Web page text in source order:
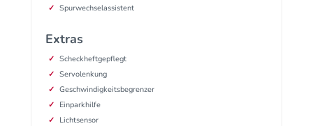
Spurwechselassistent
Extras
Scheckheftgepflegt
Servolenkung
Geschwindigkeitsbegrenzer
Einparkhilfe
Lichtsensor